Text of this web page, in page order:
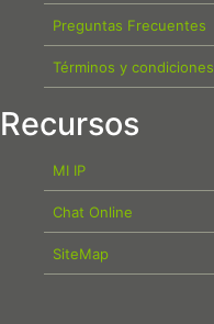
Preguntas Frecuentes
Términos y condiciones
Recursos
MI IP
Chat Online
SiteMap